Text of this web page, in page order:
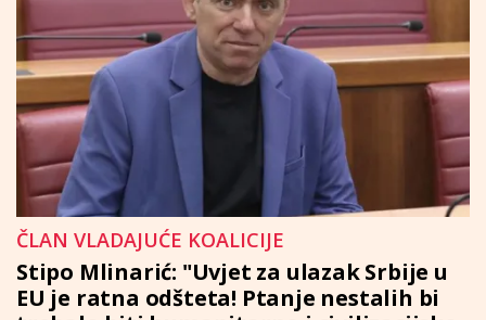
ČLAN VLADAJUĆE KOALICIJE
Stipo Mlinarić: "Uvjet za ulazak Srbije u
EU je ratna odšteta! Ptanje nestalih bi